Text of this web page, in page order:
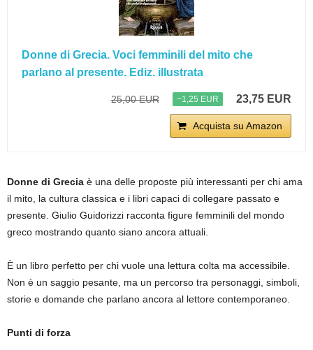
Donne di Grecia. Voci femminili del mito che
parlano al presente. Ediz. illustrata
25,00 EUR −1,25 EUR 23,75 EUR
Acquista su Amazon
Donne di Grecia è una delle proposte più interessanti per chi ama
il mito, la cultura classica e i libri capaci di collegare passato e
presente. Giulio Guidorizzi racconta figure femminili del mondo
greco mostrando quanto siano ancora attuali.
È un libro perfetto per chi vuole una lettura colta ma accessibile.
Non è un saggio pesante, ma un percorso tra personaggi, simboli,
storie e domande che parlano ancora al lettore contemporaneo.
Punti di forza